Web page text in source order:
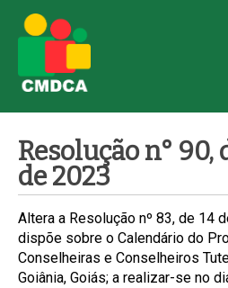
Resolução n° 90,
de 2023
Altera a Resolução nº 83, de 14
dispõe sobre o Calendário do
Conselheiras e Conselheiros
Goiânia, Goiás; a realizar-se no